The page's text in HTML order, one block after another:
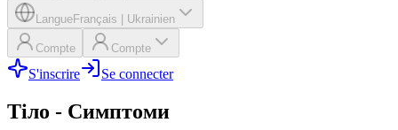
LangueFrançais Ukrainien
Compte Compte
S'inscrire Se connecter
Тіло - Симптоми